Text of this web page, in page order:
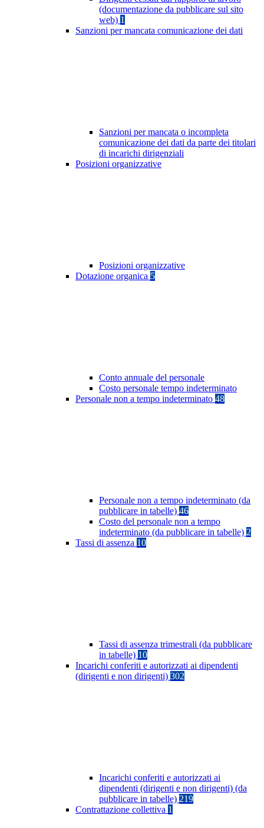
(documentazione da pubblicare sul sito
web) 1
Sanzioni per mancata comunicazione dei dati
Sanzioni per mancata o incompleta
comunicazione dei dati da parte dei titolari
di incarichi dirigenziali
Posizioni organizzative
Posizioni organizzative
Dotazione organica 5
Conto annuale del personale
Costo personale tempo indeterminato
Personale non a tempo indeterminato 48
Personale non a tempo indeterminato (da
pubblicare in tabelle) 46
Costo del personale non a tempo
indeterminato (da pubblicare in tabelle) 2
Tassi di assenza 10
Tassi di assenza trimestrali (da pubblicare
in tabelle) 10
Incarichi conferiti e autorizzati ai dipendenti
(dirigenti e non dirigenti) 302
Incarichi conferiti e autorizzati ai
dipendenti (dirigenti e non dirigenti) (da
pubblicare in tabelle) 219
Contrattazione collettiva 1